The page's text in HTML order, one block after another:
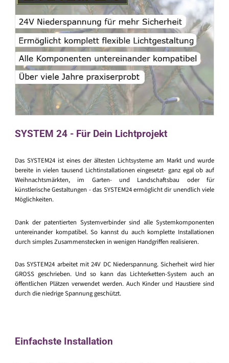
SYSTEM 24 - Für Dein Lichtprojekt
Das SYSTEM24 ist eines der ältesten Lichtsysteme am Markt und wurde
bereite in vielen tausend Lichtinstallationen eingesetzt- ganz egal ob auf
Weihnachtsmärkten, im Garten- und Landschaftsbau oder für
künstlerische Gestaltungen - das SYSTEM24 ermöglicht dir unendlich viele
Möglichkeiten.
Dank der patentierten Systemverbinder sind alle Systemkomponenten
untereinander kompatibel. So kannst du auch komplette Installationen
durch simples Zusammenstecken in wenigen Handgriffen realisieren.
Das SYSTEM24 arbeitet mit 24V DC Niederspannung. Sicherheit wird hier
GROSS geschrieben. Und so kann das Lichterketten-System auch an
öffentlichen Plätzen verwendet werden. Auch Kinder und Haustiere sind
durch die niedrige Spannung geschützt.
Einfachste Installation